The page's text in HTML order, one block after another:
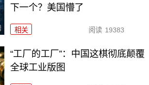
下一个？美国懵了
相关 阅读 19383
“工厂的工厂”：中国这棋彻底颠覆
全球工业版图